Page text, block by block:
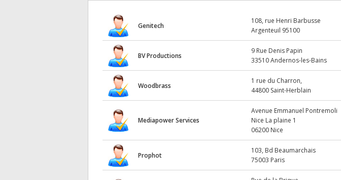
Genitech
108, rue Henri Barbusse
Argenteuil 95100
BV Productions
9 Rue Denis Papin
33510 Andernos-les-Bains
Woodbrass
1 rue du Charron,
44800 Saint-Herblain
Mediapower Services
Avenue Emmanuel Pontremoli
Nice La plaine 1
06200 Nice
Prophot
103, Bd Beaumarchais
75003 Paris